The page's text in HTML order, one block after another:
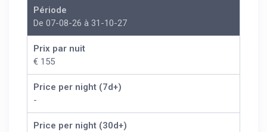
Période
De 07-08-26 à 31-10-27
Prix par nuit
€ 155
Price per night (7d+)
-
Price per night (30d+)